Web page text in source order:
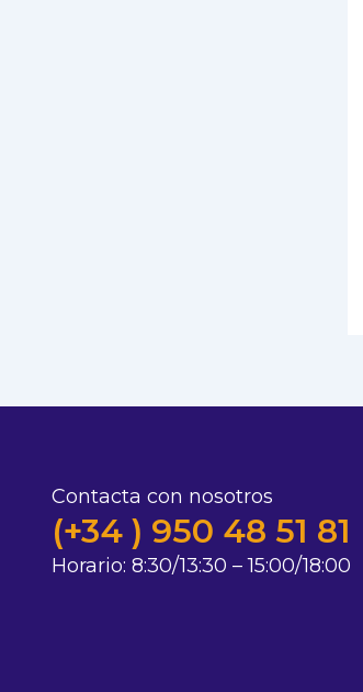
Contacta con nosotros
(+34 ) 950 48 51 81
Horario: 8:30/13:30 – 15:00/18:00